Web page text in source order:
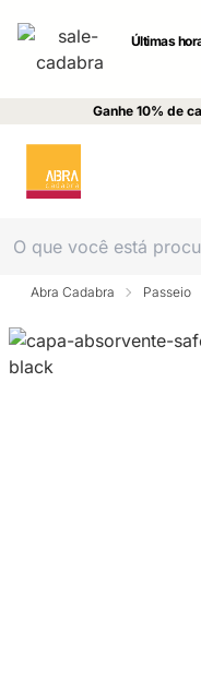
Últimas
Ganhe 10% de
Abra Cadabra Passeio